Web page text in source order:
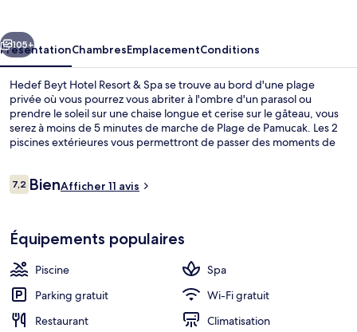
&
Spa
Suivant
105+
PrésentationChambresEmplacementConditions
Hedef Beyt Hotel Resort & Spa se trouve au bord d'une plage
privée où vous pourrez vous abriter à l'ombre d'un parasol ou
prendre le soleil sur une chaise longue et cerise sur le gâteau, vous
serez à moins de 5 minutes de marche de Plage de Pamucak. Les 2
piscines extérieures vous permettront de passer des moments de
corporels. Le restaurant est idéal pour manger un bout, à moins que
figurent 2 piscines couvertes, un club pour enfants (gratuit) et un
sauna.
Avis
voyageurs
7,27,2 sur 10
BienAfficher 11 avis
Équipements populaires
Piscine
Spa
Parking gratuit
Wi-Fi gratuit
Restaurant
Climatisation